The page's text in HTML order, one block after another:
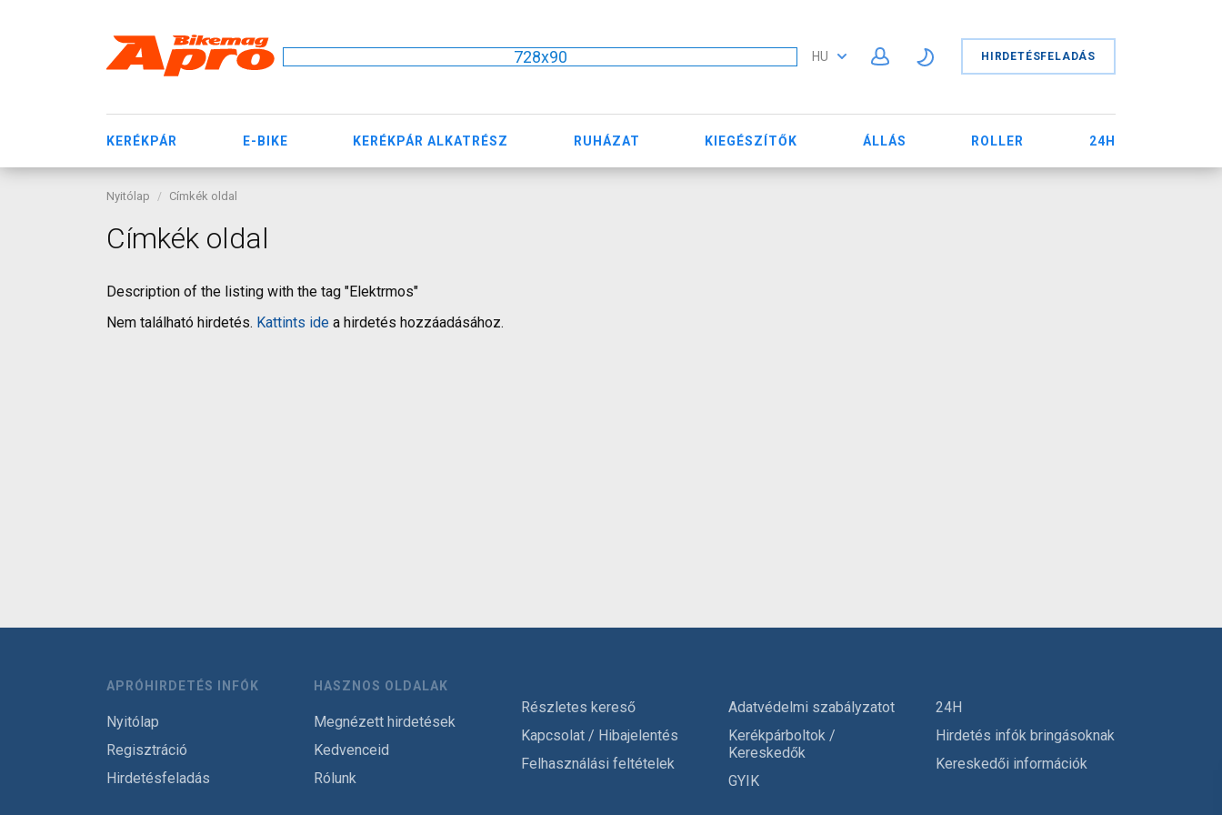
728x90 HU HIRDETÉSFELADÁS
KERÉKPÁR E-BIKE KERÉKPÁR ALKATRÉSZ RUHÁZAT KIEGÉSZÍTŐK ÁLLÁS ROLLER 24H
Nyitólap Címkék oldal
Címkék oldal
Description of the listing with the tag "Elektrmos"
Nem található hirdetés. Kattints ide a hirdetés hozzáadásához.
APRÓHIRDETÉS INFÓK
Nyitólap
Regisztráció
Hirdetésfeladás
HASZNOS OLDALAK
Megnézett hirdetések
Kedvenceid
Rólunk
Részletes kereső
Kapcsolat / Hibajelentés
Felhasználási feltételek
Adatvédelmi szabályzatot
Kerékpárboltok /
Kereskedők
GYIK
24H
Hirdetés infók bringásoknak
Kereskedői információk